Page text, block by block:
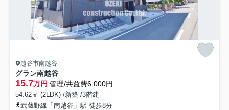
越谷市南越谷
グラン南越谷
15.7万円 管理/共益費6,000円
54.62㎡ (2LDK) /新築 /3階建
武蔵野線「南越谷」駅 徒歩8分